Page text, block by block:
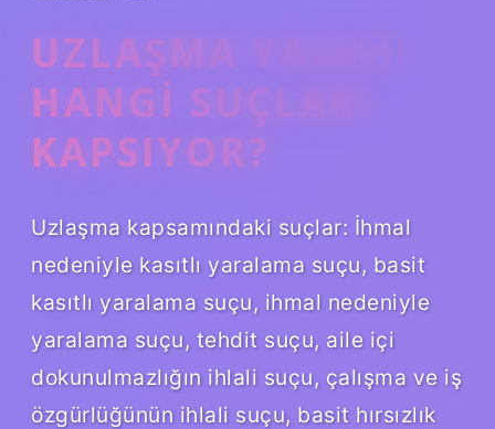
UZLAŞMA YASASI
HANGI SUÇLARI
KAPSIYOR?
Uzlaşma kapsamındaki suçlar: İhmal
nedeniyle kasıtlı yaralama suçu, basit
kasıtlı yaralama suçu, ihmal nedeniyle
yaralama suçu, tehdit suçu, aile içi
dokunulmazlığın ihlali suçu, çalışma ve iş
özgürlüğünün ihlali suçu, basit hırsızlık